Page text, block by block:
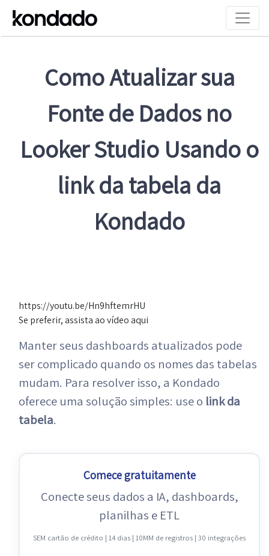
Como Atualizar sua
Fonte de Dados no
Looker Studio Usando o
link da tabela da
Kondado
https://youtu.be/Hn9hftemrHU
Se preferir, assista ao vídeo aqui
Manter seus dashboards atualizados pode
ser complicado quando os nomes das tabelas
mudam. Para resolver isso, a Kondado
oferece uma solução simples: use o link da
tabela.
Comece gratuitamente
Conecte seus dados a IA, dashboards,
planilhas e ETL
SEM cartão de crédito | 14 dias | 10MM de registros | 30 integrações